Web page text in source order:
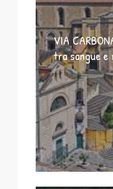
VIA
tra sangue